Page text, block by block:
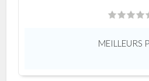
MEILLEURS